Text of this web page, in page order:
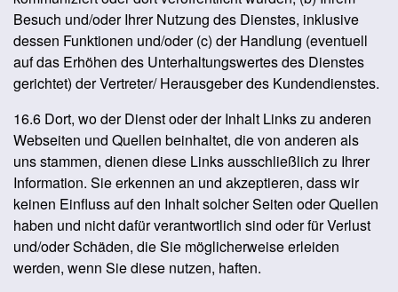
Besuch und/oder Ihrer Nutzung des Dienstes, inklusive
dessen Funktionen und/oder (c) der Handlung (eventuell
auf das Erhöhen des Unterhaltungswertes des Dienstes
gerichtet) der Vertreter/ Herausgeber des Kundendienstes.
16.6 Dort, wo der Dienst oder der Inhalt Links zu anderen
Webseiten und Quellen beinhaltet, die von anderen als
uns stammen, dienen diese Links ausschließlich zu Ihrer
Information. Sie erkennen an und akzeptieren, dass wir
keinen Einfluss auf den Inhalt solcher Seiten oder Quellen
haben und nicht dafür verantwortlich sind oder für Verlust
und/oder Schäden, die Sie möglicherweise erleiden
werden, wenn Sie diese nutzen, haften.